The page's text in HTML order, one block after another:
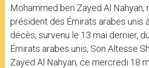
Mohammed ben Zayed Al Nahyan,
président des Émirats arabes unis
décès, survenu le 13 mai dernier,
Émirats arabes unis, Son Altesse
Zayed Al Nahyan, ce mercredi 18